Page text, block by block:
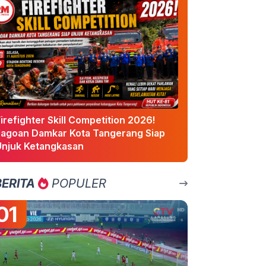
Skill Competition 2026!
Damkar Kota Tangerang Siap
Ketangkasan
POPULER